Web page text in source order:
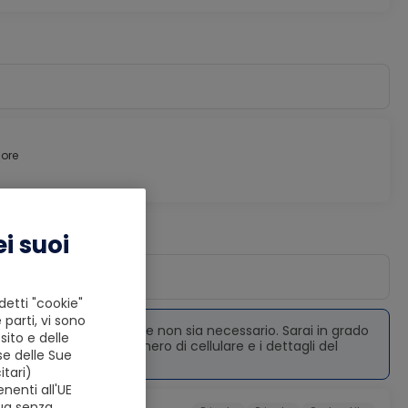
prima, a meno che non sia necessario. Sarai in grado
tuo autista, il numero di cellulare e i dettagli del
suoi
"cookie"
vi sono
e delle
delle Sue
all'UE